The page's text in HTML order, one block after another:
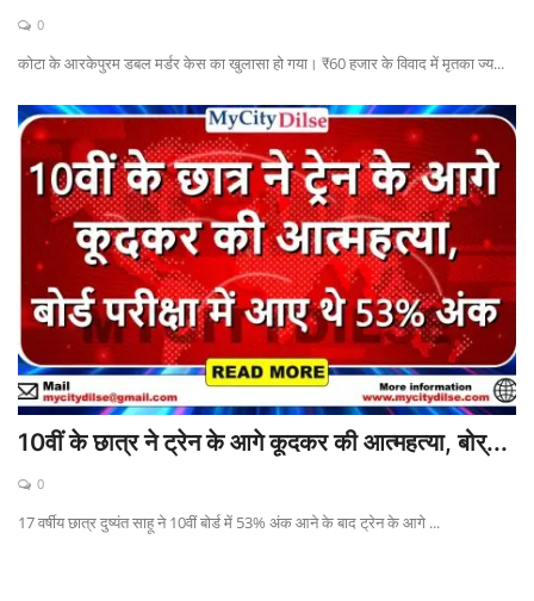
टेक ज्ञान
Language
English Hindi
0
कोटा के आरकेपुरम डबल मर्डर केस का खुलासा हो गया। ₹60 हजार के विवाद में मृतका ज्य...
10वीं के छात्र ने ट्रेन के आगे कूदकर की आत्महत्या, बोर्...
0
17 वर्षीय छात्र दुष्यंत साहू ने 10वीं बोर्ड में 53% अंक आने के बाद ट्रेन के आगे ...